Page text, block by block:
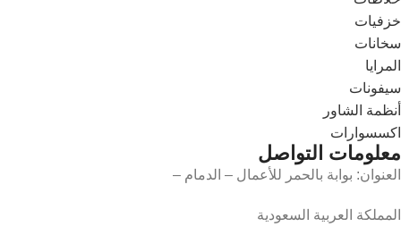
خزفيات
سخانات
المرايا
سيفونات
أنظمة الشاور
اكسسوارات
معلومات التواصل
العنوان: بوابة بالحمر للأعمال – الدمام –
المملكة العربية السعودية